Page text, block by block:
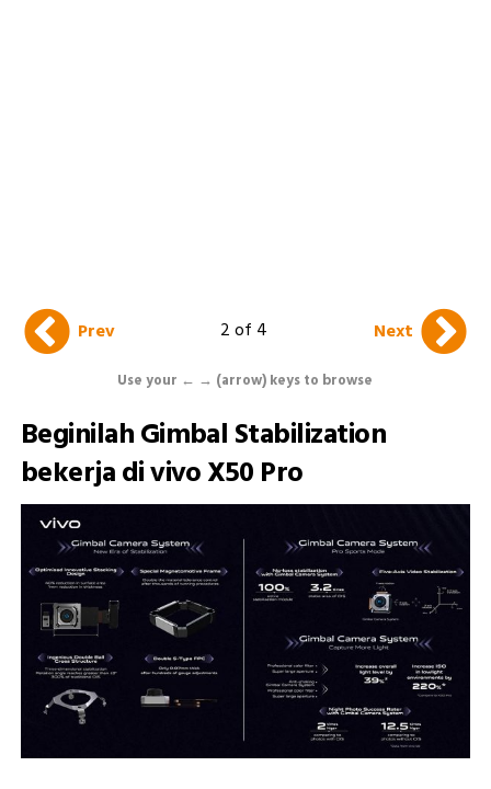
Prev 2 of 4 Next
Use your ← → (arrow) keys to browse
Beginilah Gimbal Stabilization
bekerja di vivo X50 Pro